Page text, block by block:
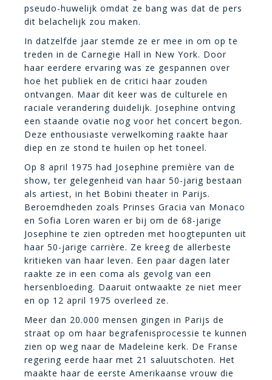
pseudo-huwelijk omdat ze bang was dat de pers
dit belachelijk zou maken.
In datzelfde jaar stemde ze er mee in om op te
treden in de Carnegie Hall in New York. Door
haar eerdere ervaring was ze gespannen over
hoe het publiek en de critici haar zouden
ontvangen. Maar dit keer was de culturele en
raciale verandering duidelijk. Josephine ontving
een staande ovatie nog voor het concert begon.
Deze enthousiaste verwelkoming raakte haar
diep en ze stond te huilen op het toneel.
Op 8 april 1975 had Josephine première van de
show, ter gelegenheid van haar 50-jarig bestaan
als artiest, in het Bobini theater in Parijs.
Beroemdheden zoals Prinses Gracia van Monaco
en Sofia Loren waren er bij om de 68-jarige
Josephine te zien optreden met hoogtepunten uit
haar 50-jarige carrière. Ze kreeg de allerbeste
kritieken van haar leven. Een paar dagen later
raakte ze in een coma als gevolg van een
hersenbloeding. Daaruit ontwaakte ze niet meer
en op 12 april 1975 overleed ze.
Meer dan 20.000 mensen gingen in Parijs de
straat op om haar begrafenisprocessie te kunnen
zien op weg naar de Madeleine kerk. De Franse
regering eerde haar met 21 saluutschoten. Het
maakte haar de eerste Amerikaanse vrouw die